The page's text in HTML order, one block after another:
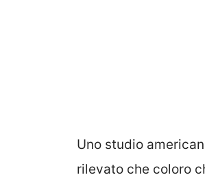
Uno studio
rilevato che coloro